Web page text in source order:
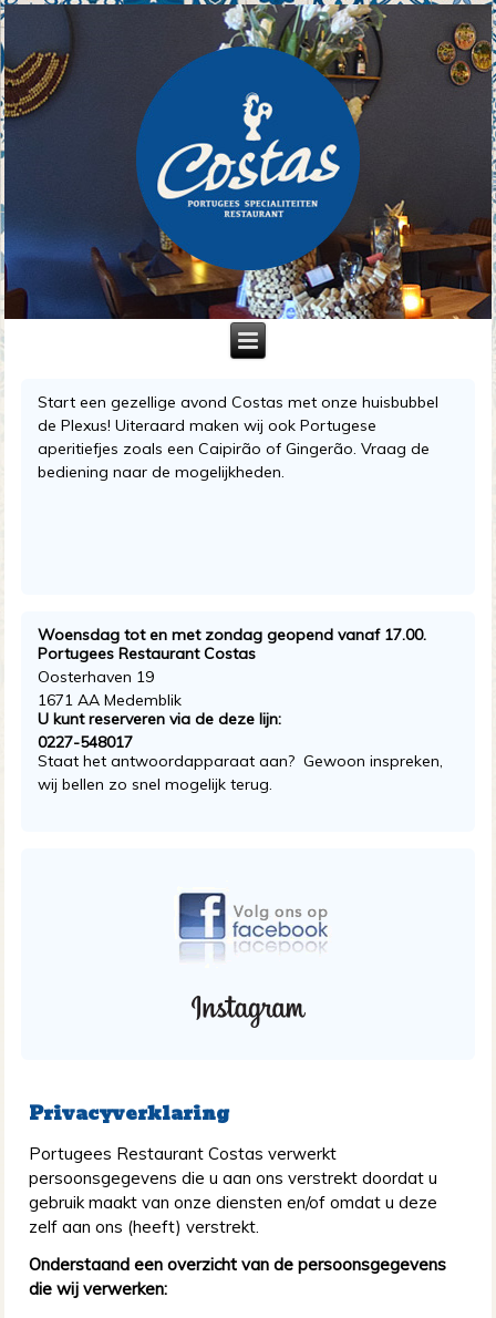
Start een gezellige avond Costas met onze huisbubbel
de Plexus! Uiteraard maken wij ook Portugese
aperitiefjes zoals een Caipirão of Gingerão. Vraag de
bediening naar de mogelijkheden.
Woensdag tot en met zondag geopend vanaf 17.00.
Portugees Restaurant Costas
Oosterhaven 19
1671 AA Medemblik
U kunt reserveren via de deze lijn:
0227-548017
Staat het antwoordapparaat aan? Gewoon inspreken,
wij bellen zo snel mogelijk terug.
Privacyverklaring
Portugees Restaurant Costas verwerkt
persoonsgegevens die u aan ons verstrekt doordat u
gebruik maakt van onze diensten en/of omdat u deze
zelf aan ons (heeft) verstrekt.
Onderstaand een overzicht van de persoonsgegevens
die wij verwerken: